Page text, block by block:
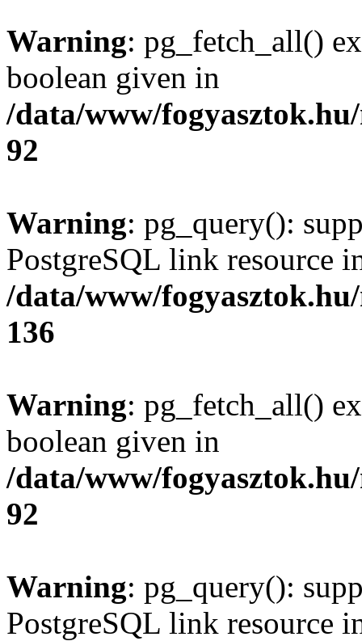
Warning: pg_fetch_all()
boolean given in
/data/www/
92
Warning: pg_query():
PostgreSQL link resource
/data/www/
136
Warning: pg_fetch_all()
boolean given in
/data/www/
92
Warning: pg_query():
PostgreSQL link resource